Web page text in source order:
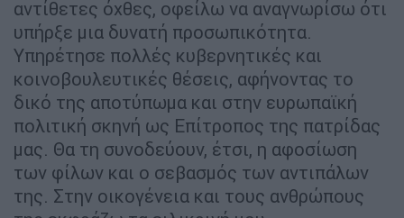
αντίθετες όχθες, οφείλω να αναγνωρίσω ότι
υπήρξε μια δυνατή προσωπικότητα.
Υπηρέτησε πολλές κυβερνητικές και
κοινοβουλευτικές θέσεις, αφήνοντας το
δικό της αποτύπωμα και στην ευρωπαϊκή
πολιτική σκηνή ως Επίτροπος της πατρίδας
μας. Θα τη συνοδεύουν, έτσι, η αφοσίωση
των φίλων και ο σεβασμός των αντιπάλων
της. Στην οικογένεια και τους ανθρώπους